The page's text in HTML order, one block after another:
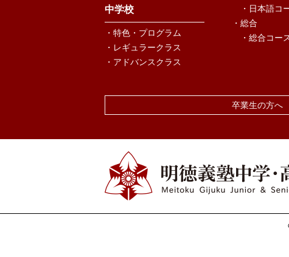
中学校
・特色・プログラム
・レギュラークラス
・アドバンスクラス
・日本語コ
・総合
・総合コー
卒業生の方へ